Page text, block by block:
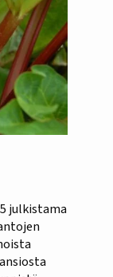
julkistama